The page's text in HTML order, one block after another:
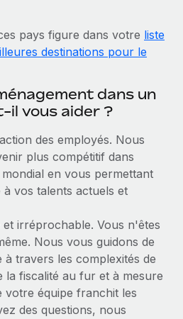
pays figure dans votre liste
destinations pour le
dans un
il vous aider ?
des employés. Nous
plus compétitif dans
en vous permettant
vos talents actuels et
et irréprochable. Vous n'êtes
Nous vous guidons de
à travers les complexités de
la fiscalité au fur et à mesure
votre équipe franchit les
des questions, nous